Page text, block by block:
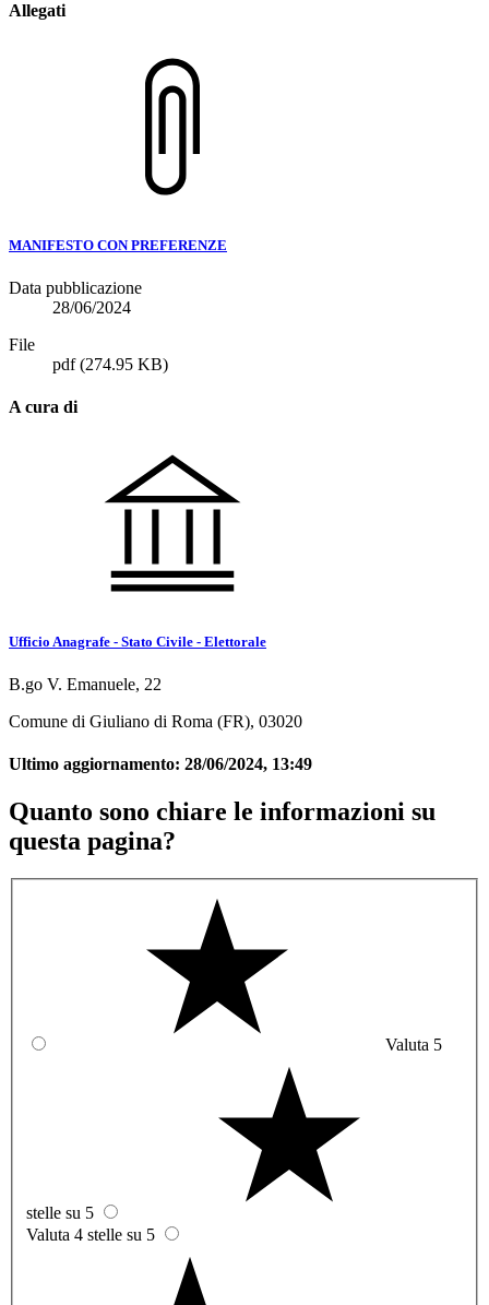
Allegati
MANIFESTO CON PREFERENZE
Data pubblicazione
28/06/2024
File
pdf(274.95 KB)
A cura di
Ufficio Anagrafe - Stato Civile - Elettorale
B.go V. Emanuele, 22
Comune di Giuliano di Roma (FR), 03020
Ultimo aggiornamento: 28/06/2024, 13:49
Quanto sono chiare le informazioni su
questa pagina?
Valuta 5
stelle su 5
Valuta 4 stelle su 5